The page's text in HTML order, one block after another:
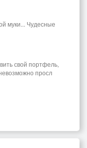
муки... Чудесные
свой портфель,
просл